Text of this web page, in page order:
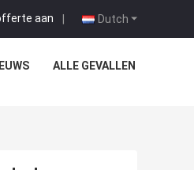
Dutch
aan |
ALLE GEVALLEN